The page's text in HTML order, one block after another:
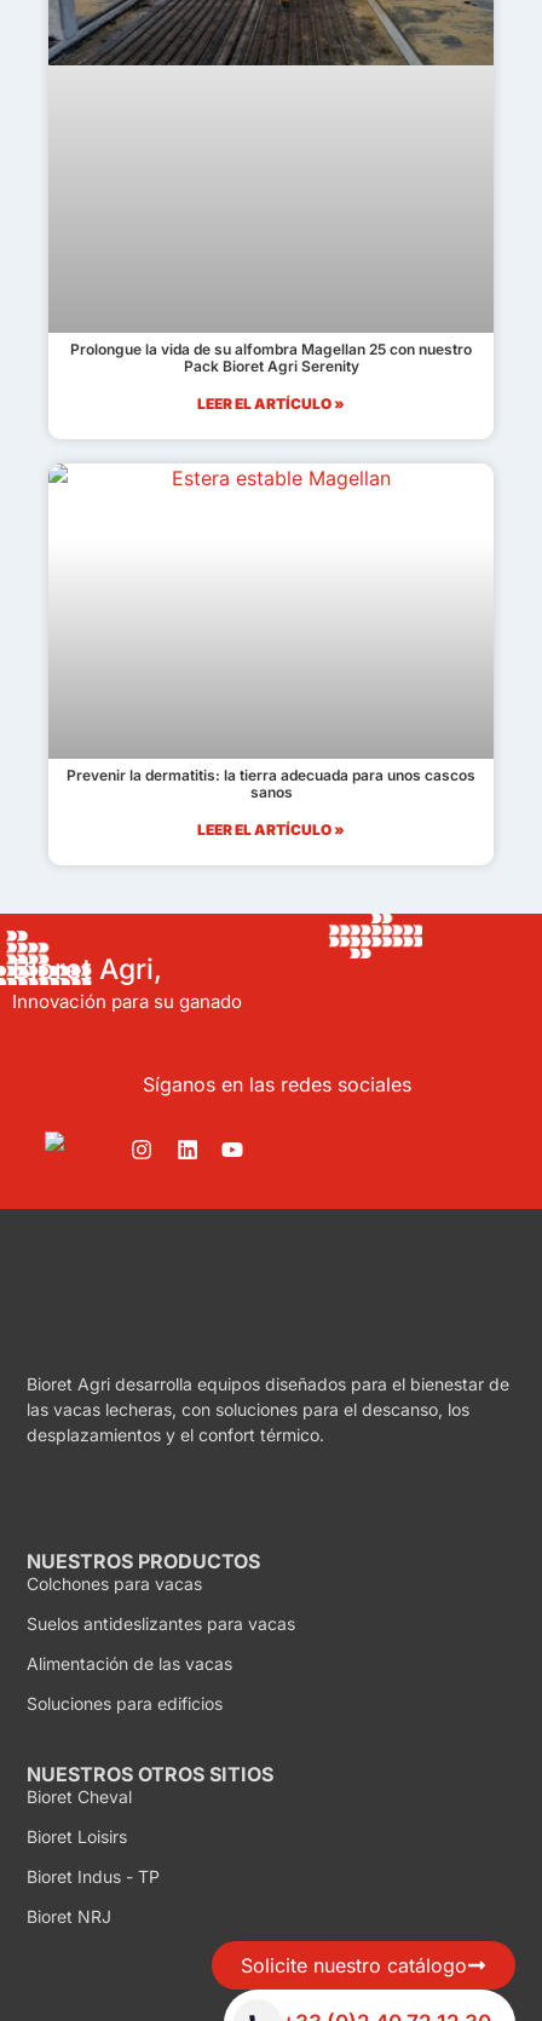
Prolongue la vida de su alfombra Magellan 25 con nuestro
Pack Bioret Agri Serenity
LEER EL ARTÍCULO »
Prevenir la dermatitis: la tierra adecuada para unos cascos
sanos
LEER EL ARTÍCULO »
Bioret Agri,
Innovación para su ganado
Síganos en las redes sociales
Bioret Agri desarrolla equipos diseñados para el bienestar de
las vacas lecheras, con soluciones para el descanso, los
desplazamientos y el confort térmico.
NUESTROS PRODUCTOS
Colchones para vacas
Suelos antideslizantes para vacas
Alimentación de las vacas
Soluciones para edificios
NUESTROS OTROS SITIOS
Bioret Cheval
Bioret Loisirs
Bioret Indus - TP
Bioret NRJ
Solicite nuestro catálogo